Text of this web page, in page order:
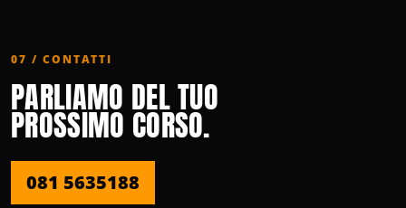
07 / CONTATTI
PARLIAMO DEL TUO
PROSSIMO CORSO.
081 5635188